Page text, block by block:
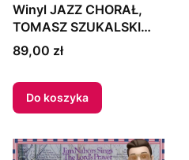
Winyl JAZZ CHORAŁ,
TOMASZ SZUKALSKI
QUARTET - "BODY AND
SOUL" 1989 Poland
Cena
89,00 zł
Do koszyka